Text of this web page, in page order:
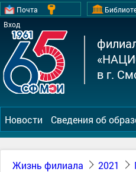
Почта
Вход
в г.
Новости Сведения об
Жизнь филиала 2021